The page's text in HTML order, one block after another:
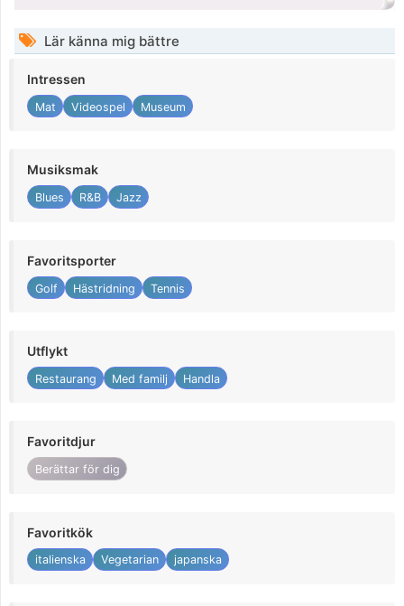
Lär känna mig bättre
Intressen
Mat Videospel Museum
Musiksmak
Blues R&B Jazz
Favoritsporter
Golf Hästridning Tennis
Utflykt
Restaurang Med familj Handla
Favoritdjur
Berättar för dig
Favoritkök
italienska Vegetarian japanska